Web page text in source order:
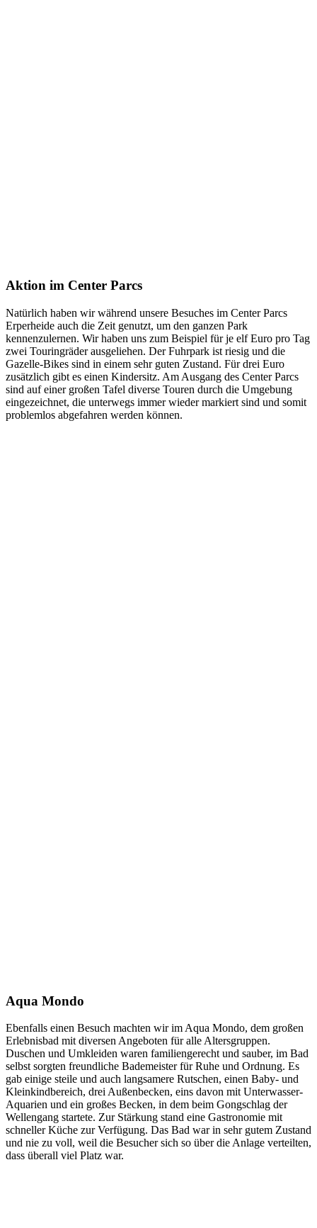
Aktion im Center Parcs
Natürlich haben wir während unsere Besuches im Center Parcs
Erperheide auch die Zeit genutzt, um den ganzen Park
kennenzulernen. Wir haben uns zum Beispiel für je elf Euro pro Tag
zwei Touringräder ausgeliehen. Der Fuhrpark ist riesig und die
Gazelle-Bikes sind in einem sehr guten Zustand. Für drei Euro
zusätzlich gibt es einen Kindersitz. Am Ausgang des Center Parcs
sind auf einer großen Tafel diverse Touren durch die Umgebung
eingezeichnet, die unterwegs immer wieder markiert sind und somit
problemlos abgefahren werden können.
Aqua Mondo
Ebenfalls einen Besuch machten wir im Aqua Mondo, dem großen
Erlebnisbad mit diversen Angeboten für alle Altersgruppen.
Duschen und Umkleiden waren familiengerecht und sauber, im Bad
selbst sorgten freundliche Bademeister für Ruhe und Ordnung. Es
gab einige steile und auch langsamere Rutschen, einen Baby- und
Kleinkindbereich, drei Außenbecken, eins davon mit Unterwasser-
Aquarien und ein großes Becken, in dem beim Gongschlag der
Wellengang startete. Zur Stärkung stand eine Gastronomie mit
schneller Küche zur Verfügung. Das Bad war in sehr gutem Zustand
und nie zu voll, weil die Besucher sich so über die Anlage verteilten,
dass überall viel Platz war.